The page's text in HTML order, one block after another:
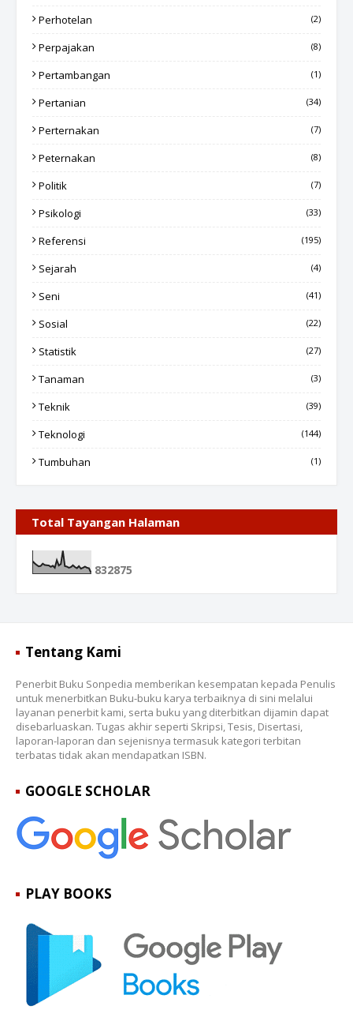
Perhotelan (2)
Perpajakan (8)
Pertambangan (1)
Pertanian (34)
Perternakan (7)
Peternakan (8)
Politik (7)
Psikologi (33)
Referensi (195)
Sejarah (4)
Seni (41)
Sosial (22)
Statistik (27)
Tanaman (3)
Teknik (39)
Teknologi (144)
Tumbuhan (1)
Total Tayangan Halaman
832875
Tentang Kami
Penerbit Buku Sonpedia memberikan kesempatan kepada Penulis
untuk menerbitkan Buku-buku karya terbaiknya di sini melalui
layanan penerbit kami, serta buku yang diterbitkan dijamin dapat
disebarluaskan. Tugas akhir seperti Skripsi, Tesis, Disertasi,
laporan-laporan dan sejenisnya termasuk kategori terbitan
terbatas tidak akan mendapatkan ISBN.
GOOGLE SCHOLAR
PLAY BOOKS